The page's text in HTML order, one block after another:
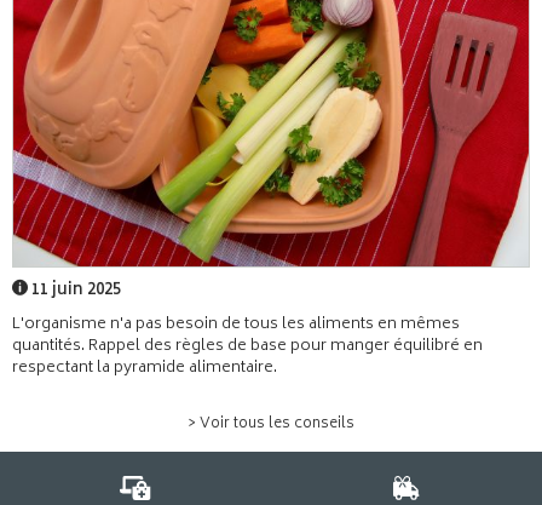
11 juin 2025
L'organisme n'a pas besoin de tous les aliments en mêmes
quantités. Rappel des règles de base pour manger équilibré en
respectant la pyramide alimentaire.
> Voir tous les conseils